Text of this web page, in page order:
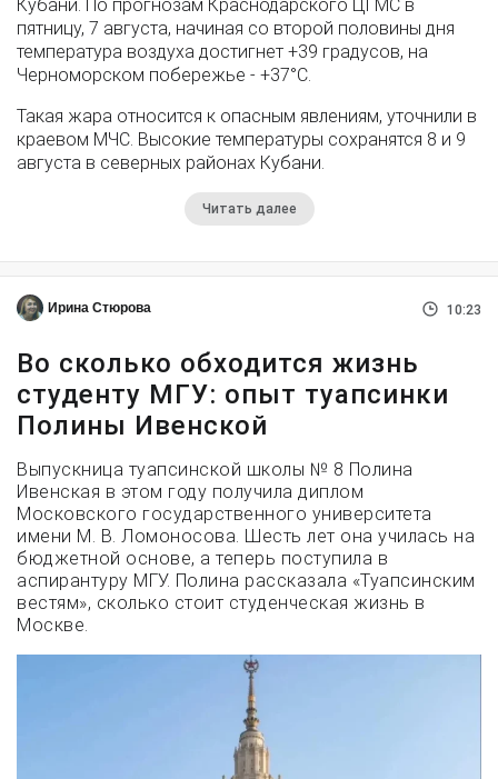
Кубани. По прогнозам Краснодарского ЦГМС в
пятницу, 7 августа, начиная со второй половины дня
температура воздуха достигнет +39 градусов, на
Черноморском побережье - +37°­С.
Такая жара относится к опасным явлениям, уточнили в
краевом МЧС. Высокие температуры сохранятся 8 и 9
августа в северных районах Кубани.
Читать далее
Ирина Стюрова 10:23
Во сколько обходится жизнь
студенту МГУ: опыт туапсинки
Полины Ивенской
Выпускница туапсинской школы № 8 Полина
Ивенская в этом году получила диплом
Московского государственного университета
имени М. В. Ломоносова. Шесть лет она училась на
бюджетной основе, а теперь поступила в
аспирантуру МГУ. Полина рассказала «Туапсинским
вестям», сколько стоит студенческая жизнь в
Москве.